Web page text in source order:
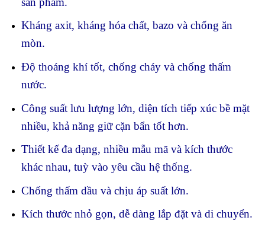
Kháng axit, kháng hóa chất, bazo và chống ăn
mòn.
Độ thoáng khí tốt, chống cháy và chống thấm
nước.
Công suất lưu lượng lớn, diện tích tiếp xúc bề mặt
nhiều, khả năng giữ cặn bẩn tốt hơn.
Thiết kế đa dạng, nhiều mẫu mã và kích thước
khác nhau, tuỳ vào yêu cầu hệ thống.
Chống thấm dầu và chịu áp suất lớn.
Kích thước nhỏ gọn, dễ dàng lắp đặt và di chuyển.